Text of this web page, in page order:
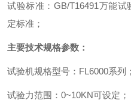
试验标准 ：GB/T16491万能试
定标准 ；
主要技术规格参数 ：
试验机规格型号 ： FL6000系列 ；
试验力范围 ： 0~10KN可设定 ；